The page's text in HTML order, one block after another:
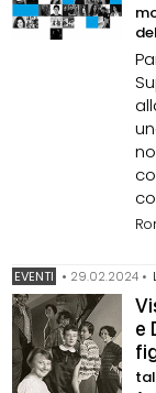
EVENTI • 29.02.2024 •
e